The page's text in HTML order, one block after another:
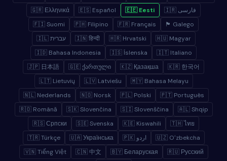
🇬🇷 Ελληνικά
🇪🇸 Español 🇪🇪 Eesti
🇮🇷 فارسی
🇫🇮 Suomi
🇵🇭 Filipino 🇫🇷 Français
🏴 Galego
🇮🇱 עברית
🇮🇳 हिन्दी 🇭🇷 Hrvatski
🇭🇺 Magyar
🇮🇩 Bahasa Indonesia
🇮🇸 Íslenska
🇮🇹 Italiano
🇯🇵 日本語
🇬🇪 ქართული 🇰🇿 Қазақша
🇰🇷 한국어
🇱🇹 Lietuvių
🇱🇻 Latviešu
🇲🇾 Bahasa Melayu
🇳🇱 Nederlands
🇳🇴 Norsk 🇵🇱 Polski
🇵🇹 Português
🇷🇴 Română
🇸🇰 Slovenčina 🇸🇮 Slovenščina
🇦🇱 Shqip
🇷🇸 Српски
🇸🇪 Svenska 🇰🇪 Kiswahili
🇹🇭 ไทย
🇹🇷 Türkçe
🇺🇦 Українська 🇵🇰 اردو
🇺🇿 Oʻzbekcha
🇻🇳 Tiếng Việt
🇨🇳 中文 🇧🇾 Беларуская 🇷🇺 Русский